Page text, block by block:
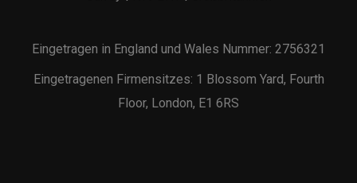
Eingetragen in England und Wales Nummer: 2756321
Eingetragenen Firmensitzes: 1 Blossom Yard, Fourth
Floor, London, E1 6RS